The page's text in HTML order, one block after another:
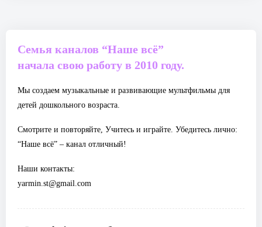
Семья каналов “Наше всё”
начала свою работу в 2010 году.
Мы создаем музыкальные и развивающие мультфильмы для
детей дошкольного возраста.
Смотрите и повторяйте, Учитесь и играйте. Убедитесь лично:
“Наше всё” – канал отличный!
Наши контакты:
yarmin.st@gmail.com